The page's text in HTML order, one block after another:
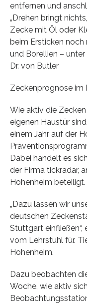
entfernen und
„Drehen bringt
Zecke mit Öl oder
beim Ersticken noch
und Borellien – unter
Dr. von Butler
Zeckenprognose im
Wie aktiv die
eigenen Haustür
einem Jahr auf der
Dabei handelt es
der Firma tickradar,
Hohenheim beteiligt.
„Dazu lassen wir
deutschen
Stuttgart einfließen“,
vom Lehrstuhl für.
Hohenheim.
Dazu beobachten
Woche, wie aktiv